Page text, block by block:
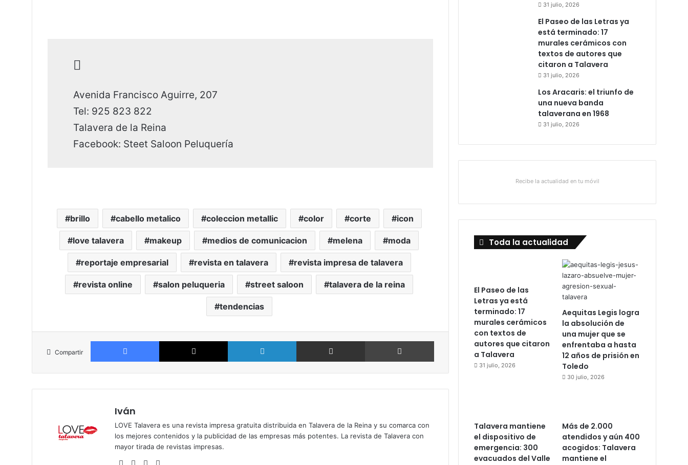
Avenida Francisco Aguirre, 207
Tel: 925 823 822
Talavera de la Reina
Facebook: Steet Saloon Peluquería
brillo cabello metalico coleccion metallic color corte icon
love talavera makeup medios de comunicacion melena moda
reportaje empresarial revista en talavera revista impresa de talavera
revista online salon peluqueria street saloon talavera de la reina
tendencias
Compartir
Facebook X LinkedIn Compartir por Email
Iván
LOVE Talavera es una revista impresa gratuita distribuida en Talavera de la Reina y su comarca con
los mejores contenidos y la publicidad de las empresas más potentes. La revista de Talavera con
mayor tirada de revistas impresas.
31 julio, 2026
El Paseo de las Letras ya
está terminado: 17
murales cerámicos con
textos de autores que
citaron a Talavera
31 julio, 2026
Los Aracaris: el triunfo de
una nueva banda
talaverana en 1968
31 julio, 2026
Recibe la actualidad en tu móvil
Toda la actualidad
El Paseo de las
Letras ya está
terminado: 17
murales cerámicos
con textos de
autores que citaron
a Talavera
31 julio, 2026
Aequitas Legis logra
la absolución de
una mujer que se
enfrentaba a hasta
12 años de prisión en
Toledo
30 julio, 2026
Talavera mantiene
el dispositivo de
emergencia: 300
evacuados del Valle
Más de 2.000
atendidos y aún 400
acogidos: Talavera
mantiene el